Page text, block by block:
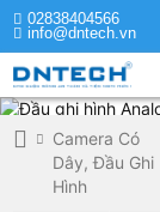
02838404566
info@dntech.vn
Camera Có
Dây, Đầu Ghi
Hình